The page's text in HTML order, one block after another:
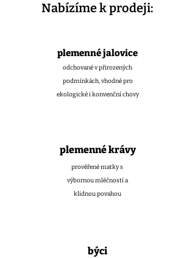
Nabízíme k prodeji:
plemenné jalovice
odchované v přirozených
podmínkách, vhodné pro
ekologické i konvenční chovy
plemenné krávy
prověřené matky s
výbornou mléčností a
klidnou povahou
býci